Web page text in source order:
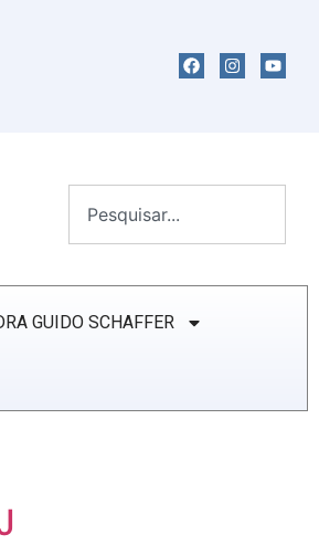
GUIDO SCHAFFER